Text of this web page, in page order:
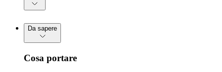
Da sapere
Cosa portare